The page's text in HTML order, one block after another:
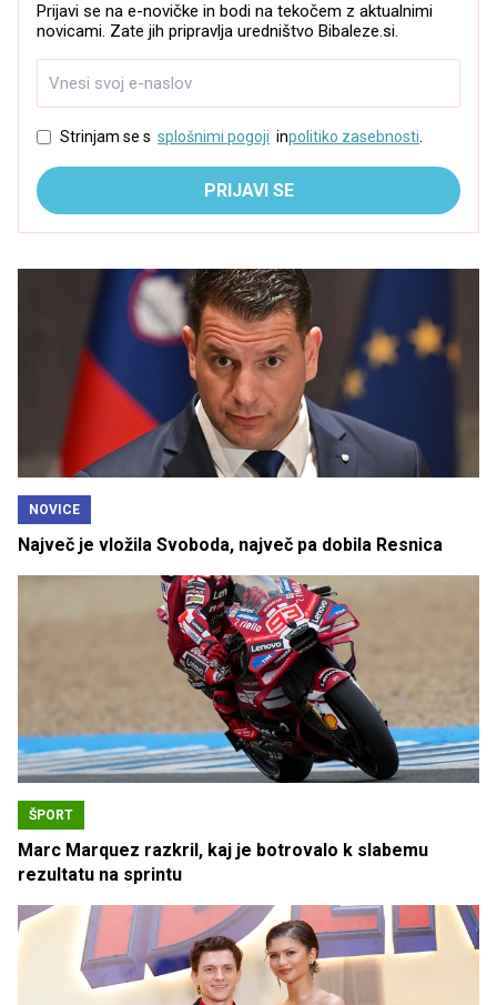
Prijavi se na e-novičke in bodi na tekočem z aktualnimi
novicami. Zate jih pripravlja uredništvo Bibaleze.si.
Strinjam se s splošnimi pogoji inpolitiko zasebnosti.
PRIJAVI SE
NOVICE
Največ je vložila Svoboda, največ pa dobila Resnica
ŠPORT
Marc Marquez razkril, kaj je botrovalo k slabemu
rezultatu na sprintu